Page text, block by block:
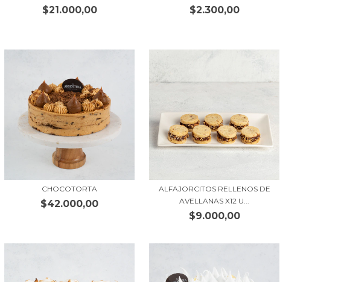
$21.000,00 $2.300,00
CHOCOTORTA
$42.000,00
ALFAJORCITOS RELLENOS DE
AVELLANAS X12 U...
$9.000,00